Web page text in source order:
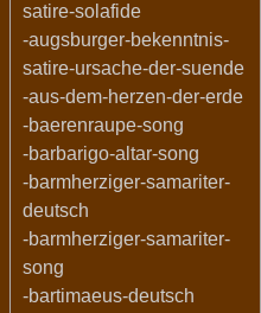
satire-solafide
-augsburger-bekenntnis-
satire-ursache-der-suende
-aus-dem-herzen-der-erde
-baerenraupe-song
-barbarigo-altar-song
-barmherziger-samariter-
deutsch
-barmherziger-samariter-
song
-bartimaeus-deutsch